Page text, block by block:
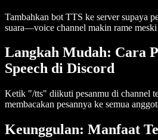
Tambahkan bot TTS ke server supaya
suara—voice channel makin rame
Langkah Mudah: Cara
Speech di Discord
Ketik "/tts" diikuti pesanmu di channel
membacakan pesannya ke semua
Keunggulan: Manfaat